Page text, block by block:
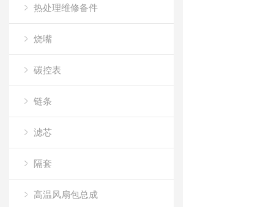
热处理维修备件
烧嘴
碳控表
链条
滤芯
隔套
高温风扇包总成